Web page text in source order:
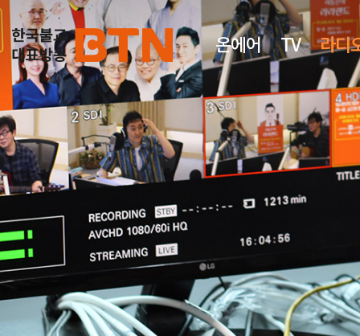
온에어 TV 라디